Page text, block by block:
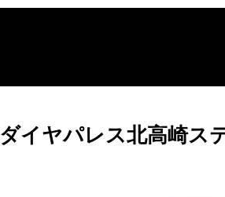
ダイヤパレス北高崎ス